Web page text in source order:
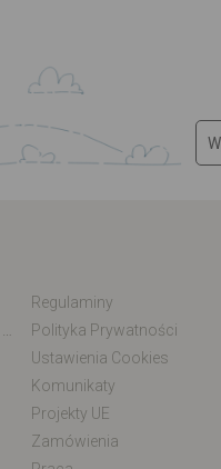
Regulaminy
Polityka Prywatności
Ustawienia Cookies
Komunikaty
Projekty UE
Zamówienia